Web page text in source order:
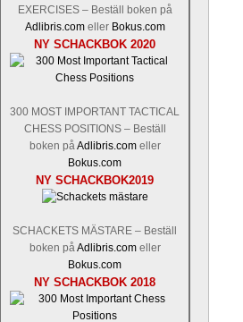
EXERCISES – Beställ boken på
Adlibris.comeller Bokus.com
NY SCHACKBOK 2020
300 MOST IMPORTANT TACTICAL
CHESS POSITIONS – Beställ
boken påAdlibris.comeller
Bokus.com
NY SCHACKBOK2019
SCHACKETS MÄSTARE – Beställ
boken påAdlibris.comeller
Bokus.com
NY SCHACKBOK 2018